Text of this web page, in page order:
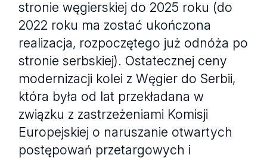
stronie węgierskiej do 2025 roku (do
2022 roku ma zostać ukończona
realizacja, rozpoczętego już odnóża po
stronie serbskiej). Ostatecznej ceny
modernizacji kolei z Węgier do Serbii,
która była od lat przekładana w
związku z zastrzeżeniami Komisji
Europejskiej o naruszanie otwartych
postępowań przetargowych i